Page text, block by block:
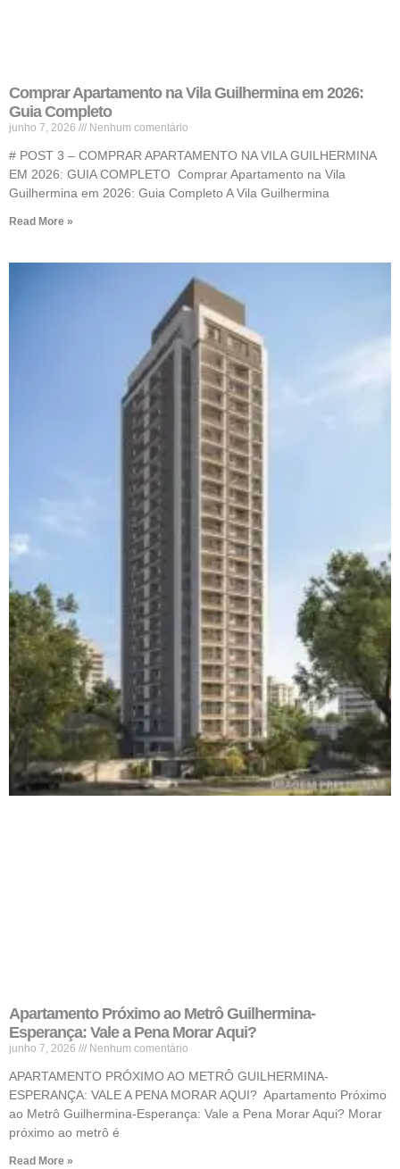
Comprar Apartamento na Vila Guilhermina em 2026:
Guia Completo
junho 7, 2026 Nenhum comentário
# POST 3 – COMPRAR APARTAMENTO NA VILA GUILHERMINA
EM 2026: GUIA COMPLETO Comprar Apartamento na Vila
Guilhermina em 2026: Guia Completo A Vila Guilhermina
Read More »
Apartamento Próximo ao Metrô Guilhermina-
Esperança: Vale a Pena Morar Aqui?
junho 7, 2026 Nenhum comentário
APARTAMENTO PRÓXIMO AO METRÔ GUILHERMINA-
ESPERANÇA: VALE A PENA MORAR AQUI? Apartamento Próximo
ao Metrô Guilhermina-Esperança: Vale a Pena Morar Aqui? Morar
próximo ao metrô é
Read More »